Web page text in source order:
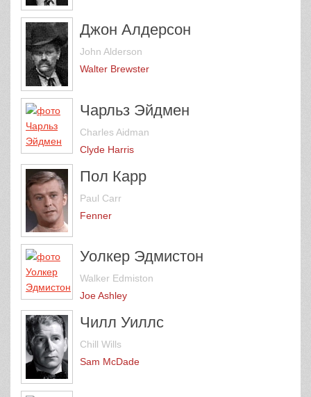
Джон Алдерсон
John Alderson
Walter Brewster
Чарльз Эйдмен
Charles Aidman
Clyde Harris
Пол Карр
Paul Carr
Fenner
Уолкер Эдмистон
Walker Edmiston
Joe Ashley
Чилл Уиллс
Chill Wills
Sam McDade